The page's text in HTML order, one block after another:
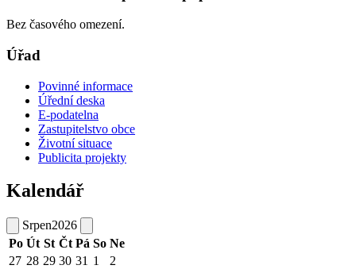
Bez časového omezení.
Úřad
Povinné informace
Úřední deska
E-podatelna
Zastupitelstvo obce
Životní situace
Publicita projekty
Kalendář
Srpen2026
Po Út St Čt Pá So Ne
27 28 29 30 31 1
2